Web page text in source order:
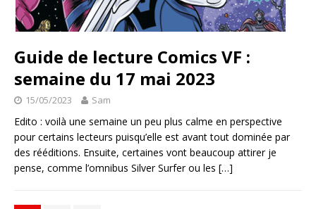
Guide de lecture Comics VF :
semaine du 17 mai 2023
15/05/2023 Sam
Edito : voilà une semaine un peu plus calme en perspective
pour certains lecteurs puisqu’elle est avant tout dominée par
des rééditions. Ensuite, certaines vont beaucoup attirer je
pense, comme l’omnibus Silver Surfer ou les […]